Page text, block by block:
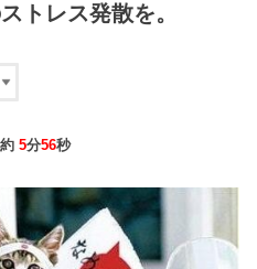
トレス発散を。
約5分56秒